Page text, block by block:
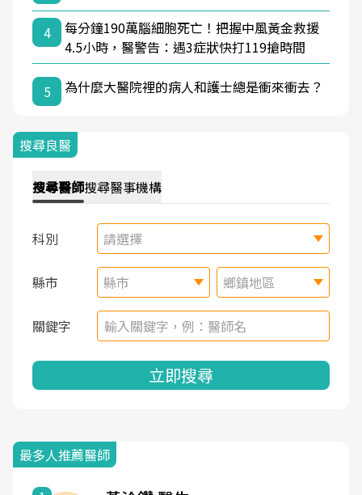
4
每分鐘190萬腦細胞死亡！把握中風黃金救援
4.5小時，醫警告：遇3症狀快打119搶時間
5 為什麼大醫院裡的病人和護士總是衝來衝去？
搜尋良醫
搜尋醫師搜尋醫事機構
科別 請選擇
縣市 縣市 鄉鎮地區
關鍵字
立即搜尋
最多人推薦醫師